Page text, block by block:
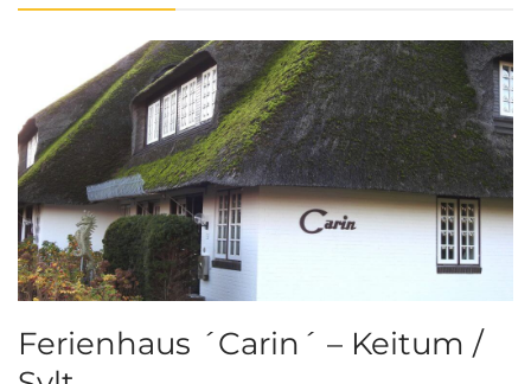
Ferienhaus ´Carin´ – Keitum /